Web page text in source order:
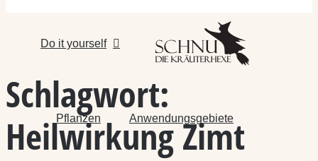
Do it yourself
Pflanzen Anwendungsgebiete
Schlagwort:
Heilwirkung Zimt